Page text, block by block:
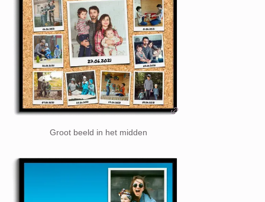
Groot beeld in het midden